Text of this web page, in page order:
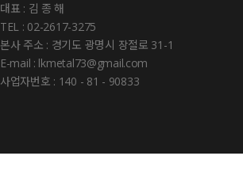
대표 : 김 종 해
TEL : 02-2617-3275
본사 주소 : 경기도 광명시 장절로 31-1
E-mail : lkmetal73@gmail.com
사업자번호 : 140 - 81 - 90833